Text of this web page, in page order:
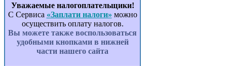
Уважаемые налогоплательщики!
С Сервиса «Заплати налоги» можно
осуществить оплату налогов.
Вы можете также воспользоваться
удобными кнопками в нижней
части нашего сайта